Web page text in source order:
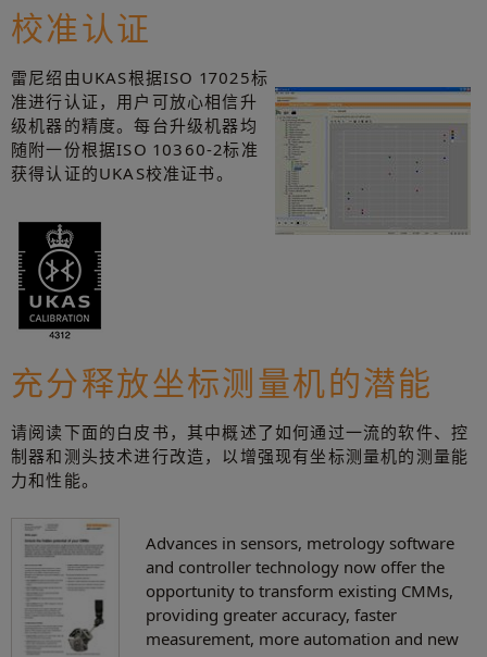
校准认证
雷尼绍由UKAS根据ISO 17025标
准进行认证，用户可放心相信升
级机器的精度。每台升级机器均
随附一份根据ISO 10360-2标准
获得认证的UKAS校准证书。
充分释放坐标测量机的潜能
请阅读下面的白皮书，其中概述了如何通过一流的软件、控
制器和测头技术进行改造，以增强现有坐标测量机的测量能
力和性能。
Advances in sensors, metrology software
and controller technology now offer the
opportunity to transform existing CMMs,
providing greater accuracy, faster
measurement, more automation and new